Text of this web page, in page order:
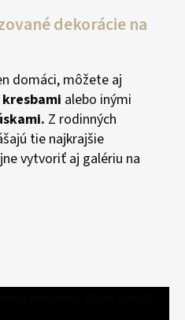
dekorácie na
domáci, môžete aj
alebo inými
Z rodinných
tie najkrajšie
vytvoriť aj galériu na